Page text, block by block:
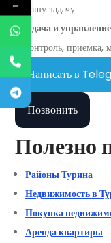
вашу задачу.
Сдача и управление
контроль, приемка,
Написать в
Позвонить
Полезно
Районы Турина
Недвижимость в
Покупка
Аренда квартиры
←